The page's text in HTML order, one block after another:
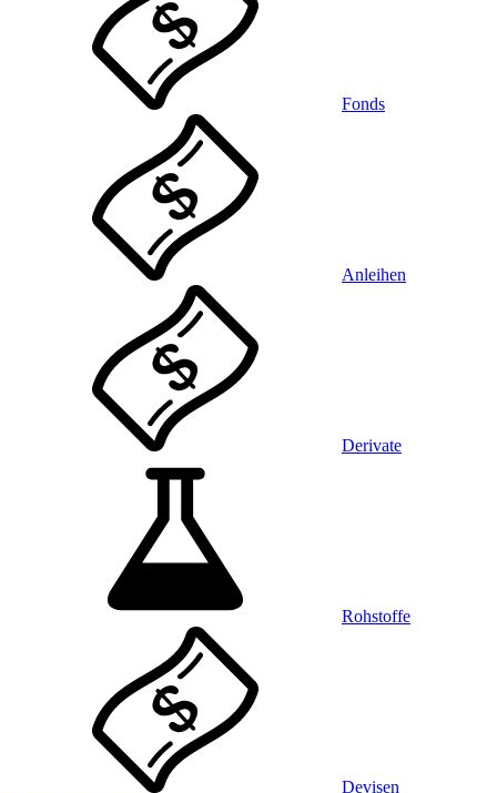
Fonds
Anleihen
Derivate
Rohstoffe
Devisen